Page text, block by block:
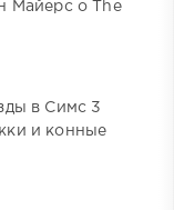
Майерс о The
в Симс 3
и конные